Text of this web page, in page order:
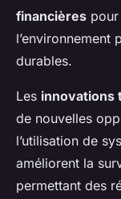
financières
l’environnement
durables.
Les innovations
de nouvelles
l’utilisation de
améliorent la
permettant des